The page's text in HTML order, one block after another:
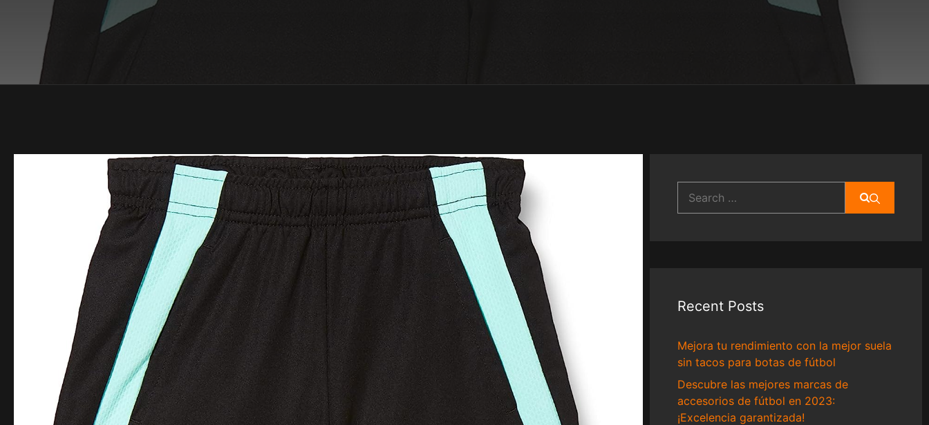
for:
Recent Posts
Mejora tu rendimiento con la mejor suela
sin tacos para botas de fútbol
Descubre las mejores marcas de
accesorios de fútbol en 2023:
¡Excelencia garantizada!